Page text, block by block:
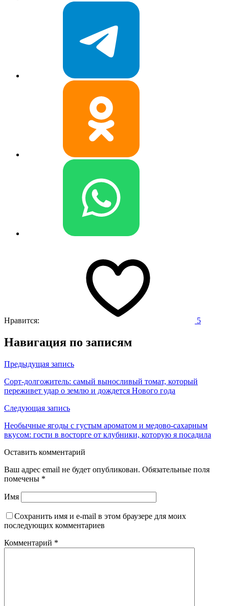
Нравится: 5
Навигация по записям
Предыдущая запись
Сорт-долгожитель: самый выносливый томат, который
переживет удар о землю и дождется Нового года
Следующая запись
Необычные ягоды с густым ароматом и медово-сахарным
вкусом: гости в восторге от клубники, которую я посадила
Оставить комментарий
Ваш адрес email не будет опубликован. Обязательные поля
помечены *
Имя
Сохранить имя и e-mail в этом браузере для моих
последующих комментариев
Комментарий *